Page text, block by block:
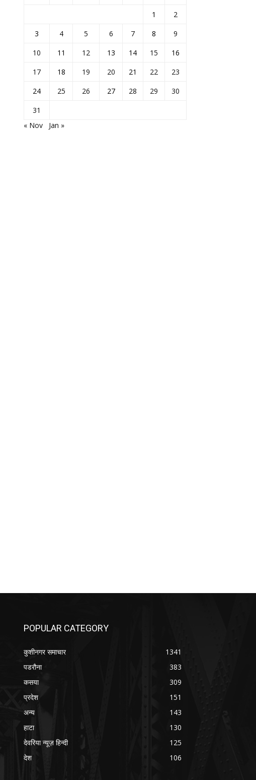
1
2
3
4 5 6 7 8
9
10
11 12 13 14 15
16
17
18 19 20 21 22
23
24
25 26 27 28 29
30
31
« Nov
Jan »
POPULAR CATEGORY
कुशीनगर समाचार
1341
पडरौना
383
कसया
309
प्रदेश
151
अन्य
143
हाटा
130
देवरिया न्यूज़ हिन्दी
125
देश
106